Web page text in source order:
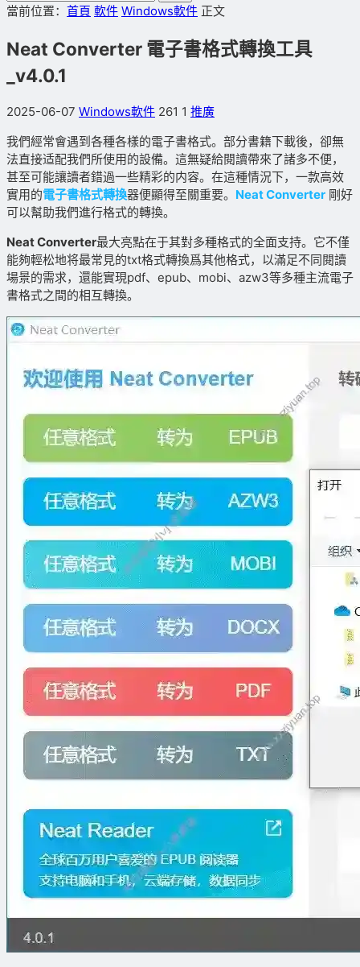
當前位置： 首頁 軟件 Windows軟件 正文
Neat Converter 電子書格式轉換工具
_v4.0.1
2025-06-07 Windows軟件 261 1 推廣
我們經常會遇到各種各樣的電子書格式。部分書籍下載後，卻無
法直接适配我們所使用的設備。這無疑給閱讀帶來了諸多不便，
甚至可能讓讀者錯過一些精彩的内容。在這種情況下，一款高效
實用的電子書格式轉換器便顯得至關重要。 Neat Converter 剛好
可以幫助我們進行格式的轉換。
Neat Converter最大亮點在于其對多種格式的全面支持。它不僅
能夠輕松地将最常見的txt格式轉換爲其他格式，以滿足不同閱讀
場景的需求，還能實現pdf、epub、mobi、azw3等多種主流電子
書格式之間的相互轉換。